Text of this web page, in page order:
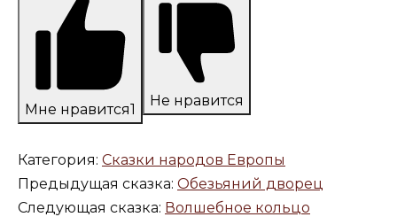
Мне нравится1 Не нравится
Категория: Сказки народов Европы
Предыдущая сказка: Обезьяний дворец
Следующая сказка: Волшебное кольцо